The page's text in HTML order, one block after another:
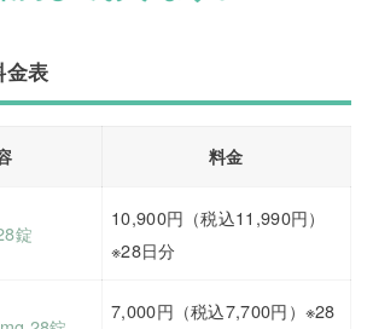
金表
料金
錠
10,900円（税込11,990円）
※28日分
7,000円（税込7,700円）※28